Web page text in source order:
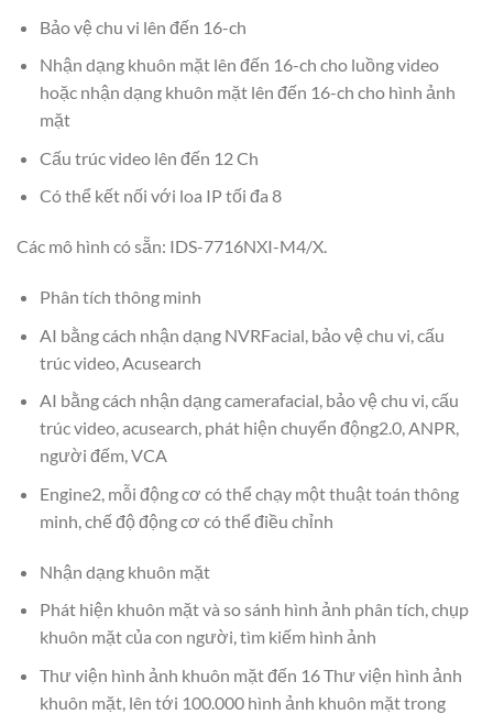
Bảo vệ chu vi lên đến 16-ch
Nhận dạng khuôn mặt lên đến 16-ch cho luồng video
hoặc nhận dạng khuôn mặt lên đến 16-ch cho hình ảnh
mặt
Cấu trúc video lên đến 12 Ch
Có thể kết nối với loa IP tối đa 8
Các mô hình có sẵn: IDS-7716NXI-M4/X.
Phân tích thông minh
AI bằng cách nhận dạng NVRFacial, bảo vệ chu vi, cấu
trúc video, Acusearch
AI bằng cách nhận dạng camerafacial, bảo vệ chu vi, cấu
trúc video, acusearch, phát hiện chuyển động2.0, ANPR,
người đếm, VCA
Engine2, mỗi động cơ có thể chạy một thuật toán thông
minh, chế độ động cơ có thể điều chỉnh
Nhận dạng khuôn mặt
Phát hiện khuôn mặt và so sánh hình ảnh phân tích, chụp
khuôn mặt của con người, tìm kiếm hình ảnh
Thư viện hình ảnh khuôn mặt đến 16 Thư viện hình ảnh
khuôn mặt, lên tới 100.000 hình ảnh khuôn mặt trong